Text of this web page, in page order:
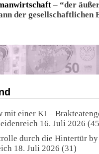
– “der
der gesellschaftlichen
mit einer KI –
16. Juli 2026
durch die Hintertür
18. Juli 2026 (31)